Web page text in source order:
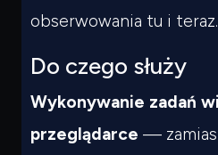
obserwowania tu i teraz.
Do czego służy
Wykonywanie zadań
przeglądarce —